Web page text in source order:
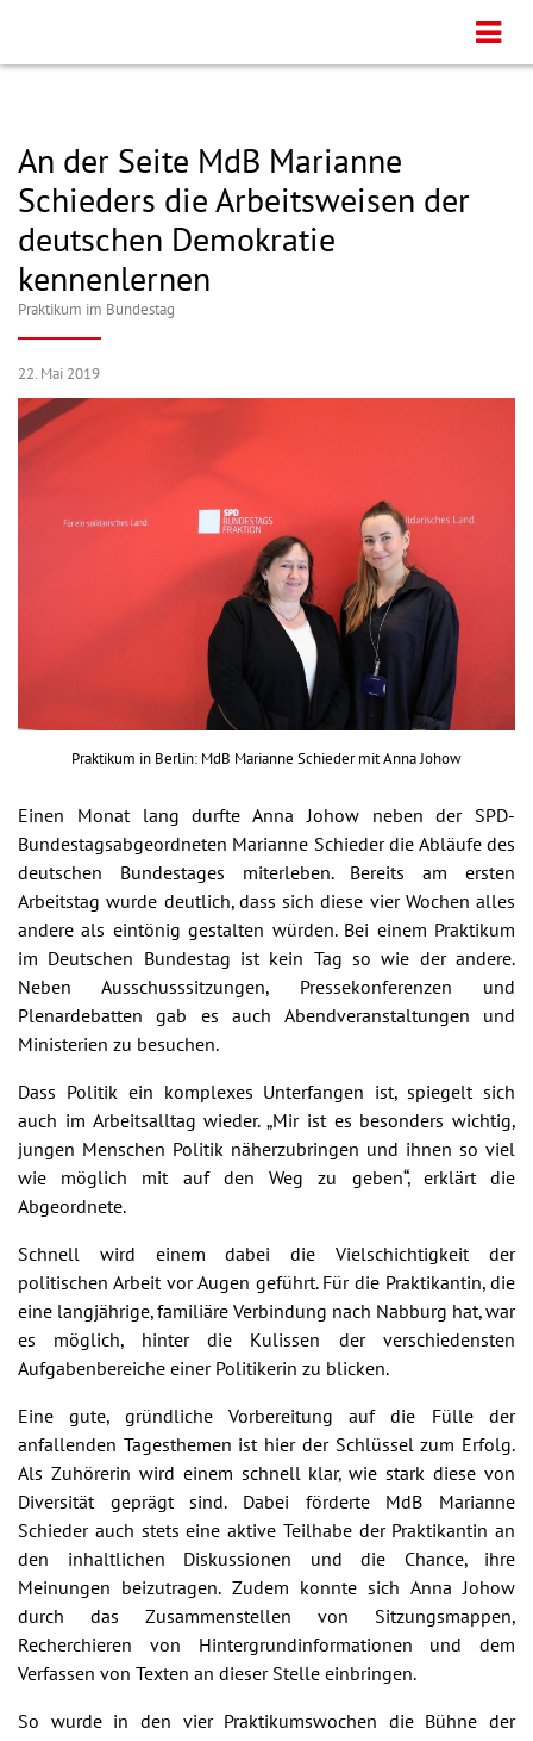
An der Seite MdB Marianne
Schieders die Arbeitsweisen der
deutschen Demokratie
kennenlernen
Praktikum im Bundestag
22. Mai 2019
Praktikum in Berlin: MdB Marianne Schieder mit Anna Johow
Einen Monat lang durfte Anna Johow neben der SPD-
Bundestagsabgeordneten Marianne Schieder die Abläufe des
deutschen Bundestages miterleben. Bereits am ersten
Arbeitstag wurde deutlich, dass sich diese vier Wochen alles
andere als eintönig gestalten würden. Bei einem Praktikum
im Deutschen Bundestag ist kein Tag so wie der andere.
Neben Ausschusssitzungen, Pressekonferenzen und
Plenardebatten gab es auch Abendveranstaltungen und
Ministerien zu besuchen.
Dass Politik ein komplexes Unterfangen ist, spiegelt sich
auch im Arbeitsalltag wieder. „Mir ist es besonders wichtig,
jungen Menschen Politik näherzubringen und ihnen so viel
wie möglich mit auf den Weg zu geben“, erklärt die
Abgeordnete.
Schnell wird einem dabei die Vielschichtigkeit der
politischen Arbeit vor Augen geführt. Für die Praktikantin, die
eine langjährige, familiäre Verbindung nach Nabburg hat, war
es möglich, hinter die Kulissen der verschiedensten
Aufgabenbereiche einer Politikerin zu blicken.
Eine gute, gründliche Vorbereitung auf die Fülle der
anfallenden Tagesthemen ist hier der Schlüssel zum Erfolg.
Als Zuhörerin wird einem schnell klar, wie stark diese von
Diversität geprägt sind. Dabei förderte MdB Marianne
Schieder auch stets eine aktive Teilhabe der Praktikantin an
den inhaltlichen Diskussionen und die Chance, ihre
Meinungen beizutragen. Zudem konnte sich Anna Johow
durch das Zusammenstellen von Sitzungsmappen,
Recherchieren von Hintergrundinformationen und dem
Verfassen von Texten an dieser Stelle einbringen.
So wurde in den vier Praktikumswochen die Bühne der